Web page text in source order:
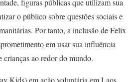
figuras públicas que utilizam sua
o público sobre questões sociais e
Por tanto, a inclusão de Felix
em usar sua influência
crianças ao redor do mundo.
Kids) em ação voluntária em Laos.